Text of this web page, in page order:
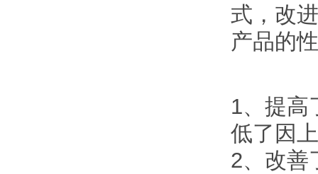
式，改
产品的
1、提高
低了因
2、改善